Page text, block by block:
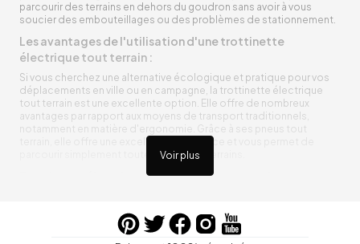
Voir plus
parcourir des terrains en dehors du goudron sans avoir à vous
soucier des embouteillages ou des problèmes de stationnement.
Les avantages de l'utilisation d'une trottinette
électrique tout terrain :
Si vous cherchez une alternative écologique et pratique pour vos
déplacements en ville ou en campagne, la trottinette électrique
tout terrain est une excellente option. Elle offre de nombreux
avantages par rapport aux moyens de transport traditionnels,
notamment en matière d'ergonomie. Grâce à ses pneus tout
terrain, elle offre une excellente adhérence et vous permet de
parcourir simplement toutes sortes de terrains.
Trottinette électrique tout terrain ergonomique
entre vos trajets, vous n’aurez pas à vous soucier de l’état de sa
batterie. De plus, elle est équipée de pneus résistants qui peuvent